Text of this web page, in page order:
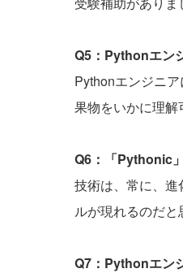
Q5：Pythonエン
Pythonエンジニ
果物をいかに理解
Q6：「Pythonic
技術は、常に、
ルが現れるのだと
Q7：Pythonエン